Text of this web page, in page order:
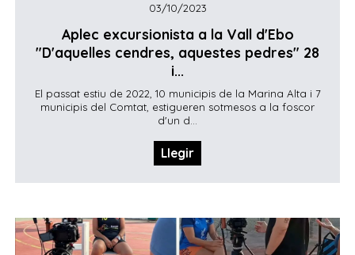
03/10/2023
Aplec excursionista a la Vall d'Ebo
"D'aquelles cendres, aquestes pedres" 28
i...
El passat estiu de 2022, 10 municipis de la Marina Alta i 7
municipis del Comtat, estigueren sotmesos a la foscor
d'un d...
Llegir